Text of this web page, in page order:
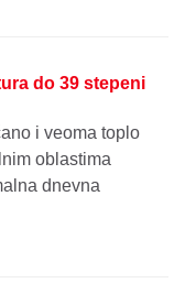
do 39 stepeni
i veoma toplo
oblastima
dnevna